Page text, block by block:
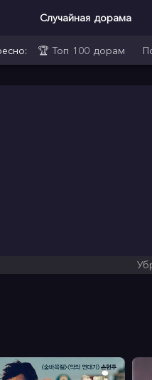
Случайная дорама
🏆 Топ 100 дорам